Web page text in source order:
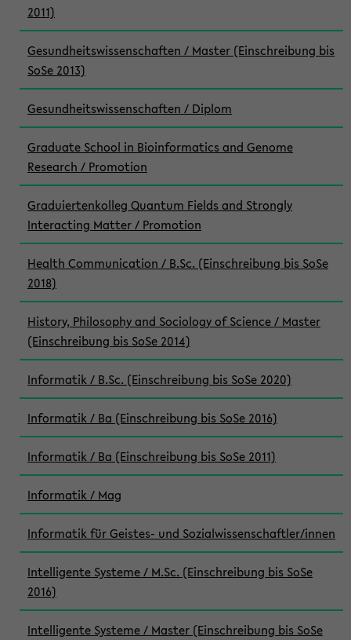
2011)
Gesundheitswissenschaften / Master (Einschreibung bis
SoSe 2013)
Gesundheitswissenschaften / Diplom
Graduate School in Bioinformatics and Genome
Research / Promotion
Graduiertenkolleg Quantum Fields and Strongly
Interacting Matter / Promotion
Health Communication / B.Sc. (Einschreibung bis SoSe
2018)
History, Philosophy and Sociology of Science / Master
(Einschreibung bis SoSe 2014)
Informatik / B.Sc. (Einschreibung bis SoSe 2020)
Informatik / Ba (Einschreibung bis SoSe 2016)
Informatik / Ba (Einschreibung bis SoSe 2011)
Informatik / Mag
Informatik für Geistes- und Sozialwissenschaftler/innen
Intelligente Systeme / M.Sc. (Einschreibung bis SoSe
2016)
Intelligente Systeme / Master (Einschreibung bis SoSe